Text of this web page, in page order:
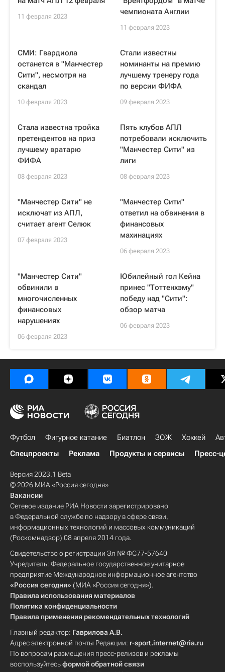
11 февраля 2023
чемпионата Англии
11 февраля 2023
СМИ: Гвардиола
останется в "Манчестер
Сити", несмотря на
скандал
10 февраля 2023
Стали известны
номинанты на премию
лучшему тренеру года
по версии ФИФА
09 февраля 2023
Стала известна тройка
претендентов на приз
лучшему вратарю
ФИФА
08 февраля 2023
Пять клубов АПЛ
потребовали исключить
"Манчестер Сити" из
лиги
08 февраля 2023
"Манчестер Сити" не
исключат из АПЛ,
считает агент Селюк
07 февраля 2023
"Манчестер Сити"
ответил на обвинения в
финансовых
махинациях
06 февраля 2023
"Манчестер Сити"
обвинили в
многочисленных
финансовых
нарушениях
06 февраля 2023
Юбилейный гол Кейна
принес "Тоттенхэму"
победу над "Сити":
обзор матча
06 февраля 2023
Футбол Фигурное катание Биатлон ЗОЖ Хоккей
Спецпроекты
Реклама Продукты и сервисы Пресс-
Версия 2023.1 Beta
© 2026 МИА «Россия сегодня»
Вакансии
Сетевое издание РИА Новости зарегистрировано
в Федеральной службе по надзору в сфере связи,
информационных технологий и массовых коммуникаций
(Роскомнадзор) 08 апреля 2014 года.
Свидетельство о регистрации Эл № ФС77-57640
Учредитель: Федеральное государственное унитарное
предприятие Международное информационное агентство
«Россия сегодня» (МИА «Россия сегодня»).
Правила использования материалов
Политика конфиденциальности
Правила применения рекомендательных технологий
Главный редактор: Гаврилова А.В.
Адрес электронной почты Редакции: r-sport.internet@ria.ru
По вопросам размещения пресс-релизов и рекламы
воспользуйтесьформой обратной связи